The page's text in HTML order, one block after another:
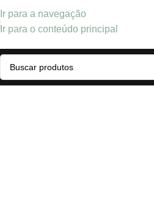
Ir para a navegação
Ir para o conteúdo principal